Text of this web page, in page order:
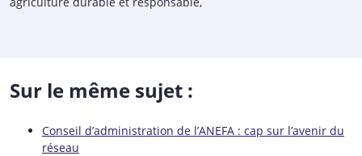
Sur le même sujet :
Conseil d’administration de l’ANEFA : cap sur l’avenir du
réseau